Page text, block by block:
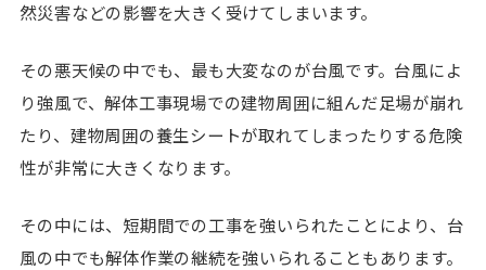
然災害などの影響を大きく受けてしまいます。
その悪天候の中でも、最も大変なのが台風です。台風によ
り強風で、解体工事現場での建物周囲に組んだ足場が崩れ
たり、建物周囲の養生シートが取れてしまったりする危険
性が非常に大きくなります。
その中には、短期間での工事を強いられたことにより、台
風の中でも解体作業の継続を強いられることもあります。